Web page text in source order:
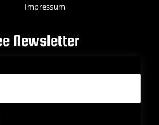
Impressum
Newsletter